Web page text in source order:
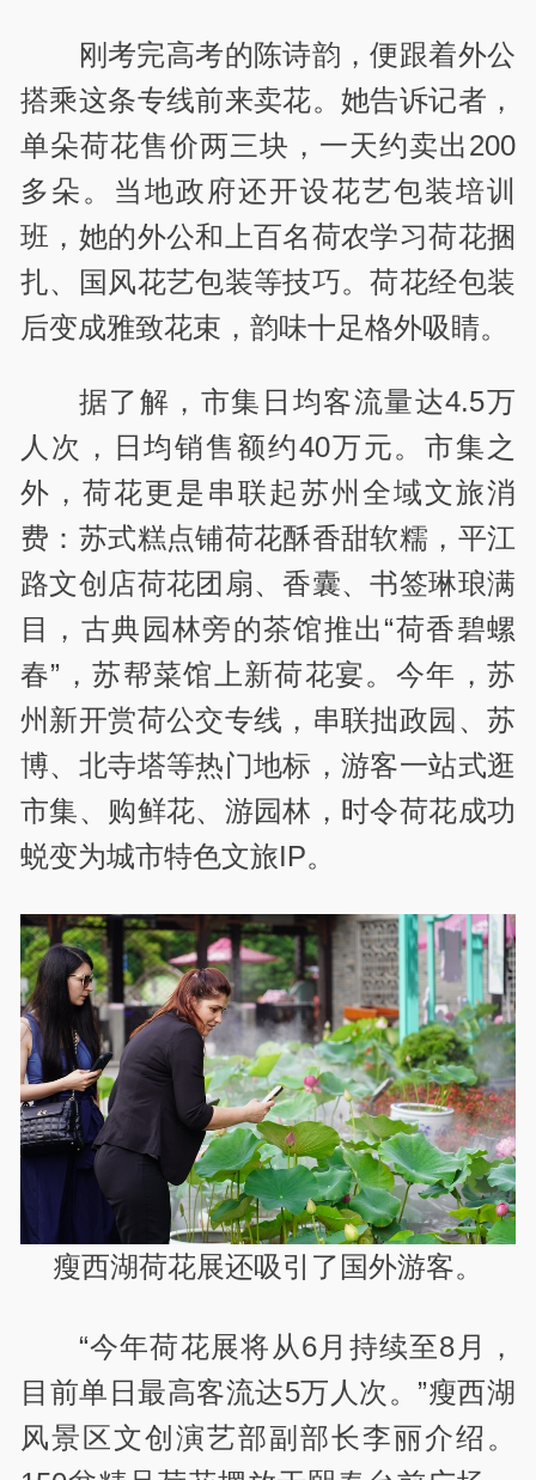
刚考完高考的陈诗韵，便跟着外公
搭乘这条专线前来卖花。她告诉记者，
单朵荷花售价两三块，一天约卖出200
多朵。当地政府还开设花艺包装培训
班，她的外公和上百名荷农学习荷花捆
扎、国风花艺包装等技巧。荷花经包装
后变成雅致花束，韵味十足格外吸睛。
据了解，市集日均客流量达4.5万
人次，日均销售额约40万元。市集之
外，荷花更是串联起苏州全域文旅消
费：苏式糕点铺荷花酥香甜软糯，平江
路文创店荷花团扇、香囊、书签琳琅满
目，古典园林旁的茶馆推出“荷香碧螺
春”，苏帮菜馆上新荷花宴。今年，苏
州新开赏荷公交专线，串联拙政园、苏
博、北寺塔等热门地标，游客一站式逛
市集、购鲜花、游园林，时令荷花成功
蜕变为城市特色文旅IP。
瘦西湖荷花展还吸引了国外游客。
“今年荷花展将从6月持续至8月，
目前单日最高客流达5万人次。”瘦西湖
风景区文创演艺部副部长李丽介绍。